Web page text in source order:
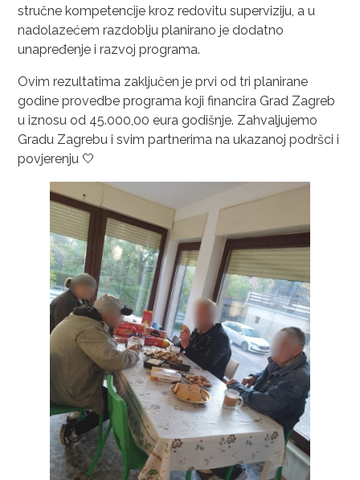
stručne kompetencije kroz redovitu superviziju, a u
nadolazećem razdoblju planirano je dodatno
unapređenje i razvoj programa.
Ovim rezultatima zaključen je prvi od tri planirane
godine provedbe programa koji financira Grad Zagreb
u iznosu od 45.000,00 eura godišnje. Zahvaljujemo
Gradu Zagrebu i svim partnerima na ukazanoj podršci i
povjerenju 🤍